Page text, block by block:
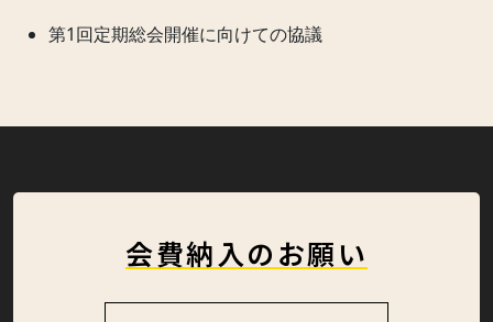
第1回定期総会開催に向けての協議
会費納入のお願い